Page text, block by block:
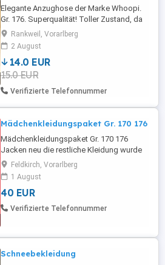
Elegante Anzughose der Marke Whoopi.
Gr. 176. Superqualität! Toller Zustand, da
kaum getragen. Material: 92% Polyester,
7% Elastan und 1% andere Fasern. Fällt
daher sehr schön. Waschbar bei 30 Grad
mit Feinwaschmittel. Keine Rücknahme
oder Garantie, da Privatverkauf.
Versandkosten: 5,10 Euro (mit
Sendungsnummer) Viele ...
Rankweil, Vorarlberg
2 August
14.0 EUR
15.0 EUR
Verifizierte Telefonnummer
Mädchenkleidungspaket Gr. 170 176
Mädchenkleidungspaket Gr. 170 176
Jacken neu die restliche Kleidung wurde
nur von 1 Kind getragen fixer Paketpreis
Feldkirch, Vorarlberg
1 August
40 EUR
Verifizierte Telefonnummer
Schneebekleidung